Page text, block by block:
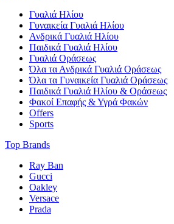
Γυαλιά Ηλίου
Γυναικεία Γυαλιά Ηλίου
Ανδρικά Γυαλιά Ηλίου
Παιδικά Γυαλιά Ηλίου
Γυαλιά Οράσεως
Όλα τα Ανδρικά Γυαλιά Οράσεως
Όλα τα Γυναικεία Γυαλιά Οράσεως
Παιδικά Γυαλιά Ηλίου & Οράσεως
Φακοί Επαφής & Υγρά Φακών
Offers
Sports
Top Brands
Ray Ban
Gucci
Oakley
Versace
Prada